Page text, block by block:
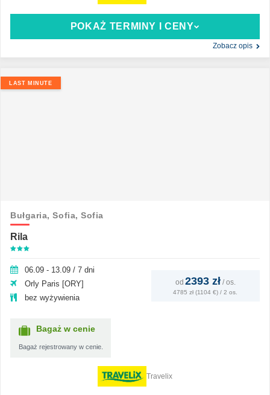
POKAŻ TERMINY I CENY
Zobacz opis
LAST MINUTE
Bułgaria,Sofia,Sofia
Rila
06.09 - 13.09 / 7 dni
Orly Paris [ORY]
bez wyżywienia
Bagaż w cenie
Bagaż rejestrowany w cenie.
od 2393 zł / os.
4785 zł (1104 €) / 2 os.
Travelix